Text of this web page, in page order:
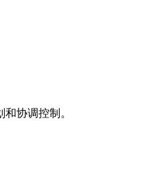
协调控制。